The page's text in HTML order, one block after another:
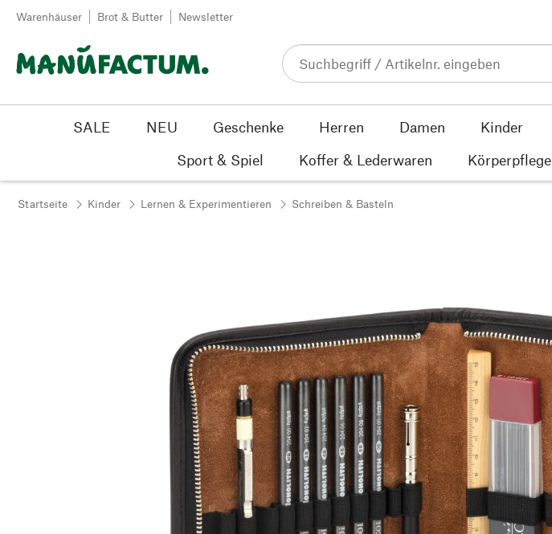
Zum Inhalt springen
Warenhäuser Brot & Butter Newsletter
SALE NEU Geschenke Herren Damen Kinder
Sport & Spiel
Koffer & Lederwaren Körperpflege
Startseite Kinder Lernen & Experimentieren Schreiben & Basteln